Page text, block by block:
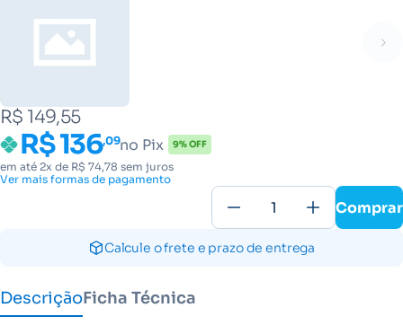
R$ 149,55
R$ 136,09no Pix 9% OFF
em até 2x de R$ 74,78 sem juros
Ver mais formas de pagamento
Comprar
Calcule o frete e prazo de entrega
DescriçãoFicha Técnica